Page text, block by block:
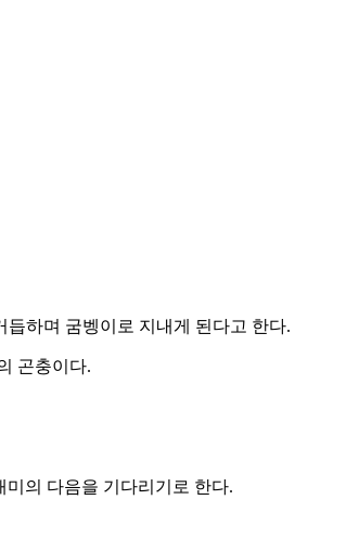
하며 굼벵이로 지내게 된다고 한다.
곤충이다.
의 다음을 기다리기로 한다.